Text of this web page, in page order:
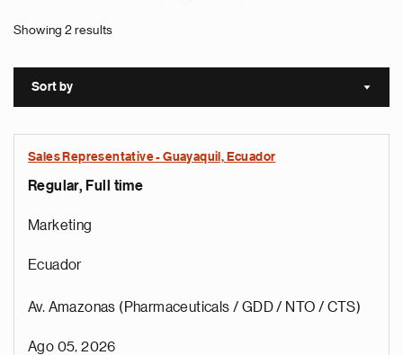
Showing 2 results
Sort by Sort
Sales Representative - Guayaquil, Ecuador
Regular, Full time
Marketing
Ecuador
Av. Amazonas (Pharmaceuticals / GDD / NTO / CTS)
Ago 05, 2026